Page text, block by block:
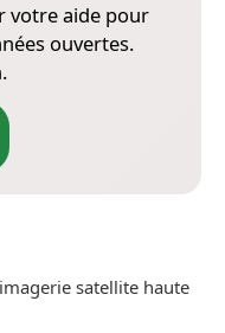
votre aide pour
ouvertes.
satellite haute